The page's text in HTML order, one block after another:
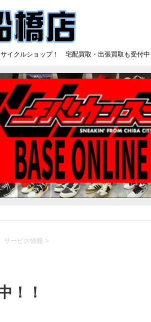
イクルショップ！ 宅配買取・出張買取も受付中
サービス情報 >
！！